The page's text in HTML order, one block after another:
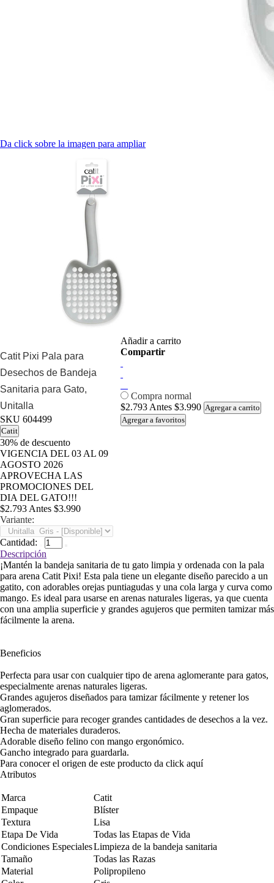
Da click sobre la imagen para ampliar
Catit Pixi Pala para
Desechos de Bandeja
Sanitaria para Gato,
Unitalla
SKU 604499
Catit
30% de descuento
VIGENCIA DEL 03 AL 09
AGOSTO 2026
APROVECHA LAS
PROMOCIONES DEL
DIA DEL GATO!!!
$2.793 Antes $3.990
Variante:
Cantidad:
Añadir a carrito
Compartir
Compra normal
$2.793 Antes$3.990 Agregar a carrito
Agregar a favoritos
Descripción
¡Mantén la bandeja sanitaria de tu gato limpia y ordenada con la pala
para arena Catit Pixi! Esta pala tiene un elegante diseño parecido a un
gatito, con adorables orejas puntiagudas y una cola larga y curva como
mango. Es ideal para usarse en arenas naturales ligeras, ya que cuenta
con una amplia superficie y grandes agujeros que permiten tamizar más
fácilmente la arena.
Beneficios
Perfecta para usar con cualquier tipo de arena aglomerante para gatos,
especialmente arenas naturales ligeras.
Grandes agujeros diseñados para tamizar fácilmente y retener los
aglomerados.
Gran superficie para recoger grandes cantidades de desechos a la vez.
Hecha de materiales duraderos.
Adorable diseño felino con mango ergonómico.
Gancho integrado para guardarla.
Para conocer el origen de este producto da click aquí
Atributos
Marca
Catit
Empaque
Blíster
Textura
Lisa
Etapa De Vida
Todas las Etapas de Vida
Condiciones EspecialesLimpieza de la bandeja sanitaria
Tamaño
Todas las Razas
Material
Polipropileno